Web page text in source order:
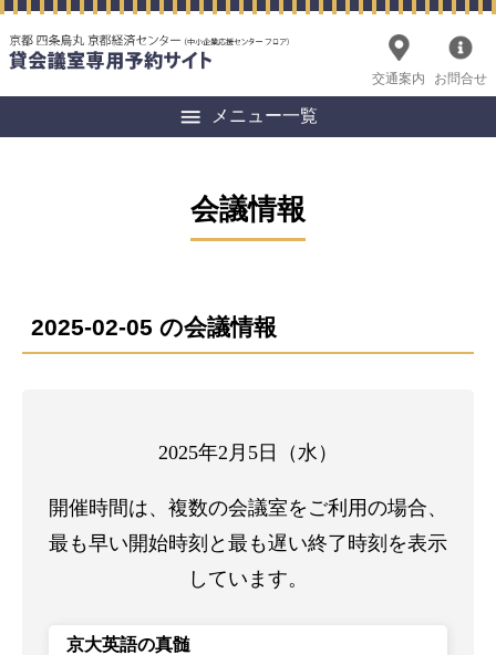
交通案内 お問合せ
メニュー一覧
会議情報
2025-02-05 の会議情報
2025年2月5日（水）
開催時間は、複数の会議室をご利用の場合、
最も早い開始時刻と最も遅い終了時刻を表示
しています。
京大英語の真髄